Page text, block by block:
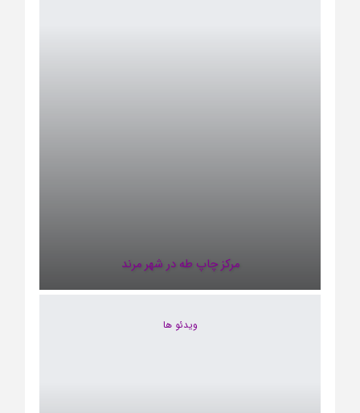
مرکز چاپ طه در شهر مرند
ویدئو ها